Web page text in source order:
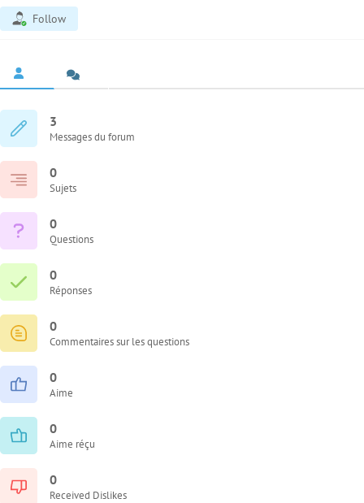
Follow
3
Messages du forum
0
Sujets
0
Questions
0
Réponses
0
Commentaires sur les questions
0
Aime
0
Aime réçu
0
Received Dislikes